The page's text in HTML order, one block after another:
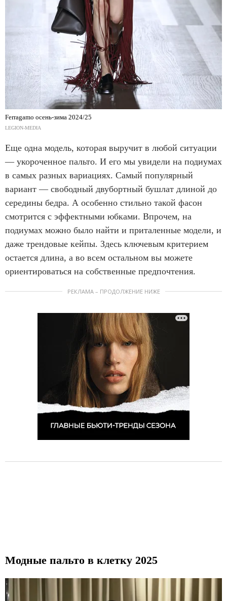
Ferragamo осень-зима 2024/25
LEGION-MEDIA
Еще одна модель, которая выручит в любой ситуации
— укороченное пальто. И его мы увидели на подиумах
в самых разных вариациях. Самый популярный
вариант — свободный двубортный бушлат длиной до
середины бедра. А особенно стильно такой фасон
смотрится с эффектными юбками. Впрочем, на
подиумах можно было найти и приталенные модели, и
даже трендовые кейпы. Здесь ключевым критерием
остается длина, а во всем остальном вы можете
ориентироваться на собственные предпочтения.
РЕКЛАМА – ПРОДОЛЖЕНИЕ НИЖЕ
Модные пальто в клетку 2025